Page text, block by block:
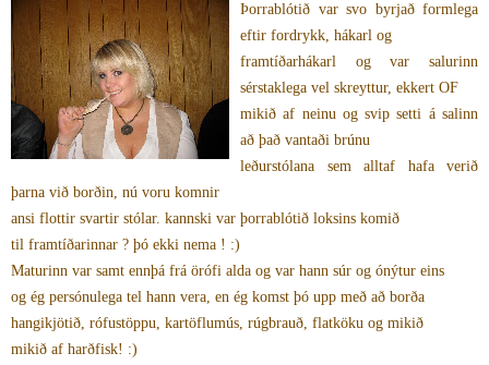
Þorrablótið var svo byrjað formlega
eftir fordrykk, hákarl og
framtíðarhákarl og var salurinn
sérstaklega vel skreyttur, ekkert OF
mikið af neinu og svip setti á salinn
að það vantaði brúnu
leðurstólana sem alltaf hafa verið
þarna við borðin, nú voru komnir
ansi flottir svartir stólar. kannski var þorrablótið loksins komið
til framtíðarinnar ? þó ekki nema ! :)
Maturinn var samt ennþá frá örófi alda og var hann súr og ónýtur eins
og ég persónulega tel hann vera, en ég komst þó upp með að borða
hangikjötið, rófustöppu, kartöflumús, rúgbrauð, flatköku og mikið
mikið af harðfisk! :)